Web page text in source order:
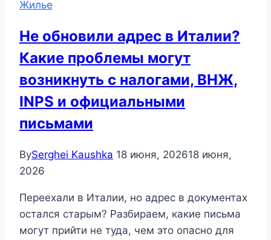
Жилье
Не обновили адрес в Италии?
Какие проблемы могут
возникнуть с налогами, ВНЖ,
INPS и официальными
письмами
BySerghei Kaushka 18 июня, 202618 июня,
2026
Переехали в Италии, но адрес в документах
остался старым? Разбираем, какие письма
могут прийти не туда, чем это опасно для